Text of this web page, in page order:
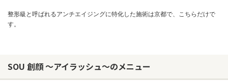
整形級と呼ばれるアンチエイジングに特化した施術は京都で、こちらだけで
す。
SOU 創顔 ～アイラッシュ～のメニュー